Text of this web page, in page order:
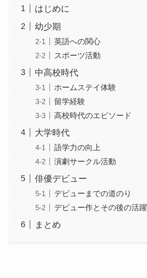
はじめに
幼少期
英語への関心
スポーツ活動
中高校時代
ホームステイ体験
留学経験
高校時代のエピソード
大学時代
語学力の向上
演劇サークル活動
俳優デビュー
デビューまでの道のり
デビュー作とその後の活躍
まとめ